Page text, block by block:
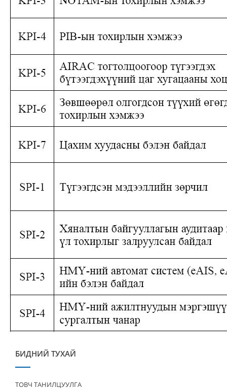
БИДНИЙ ТУХАЙ
ТОВЧ ТАНИЛЦУУЛГА